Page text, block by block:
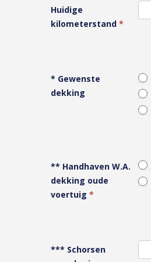
Huidige
kilometerstand *
* Gewenste
dekking
** Handhaven W.A.
dekking oude
voertuig *
*** Schorsen